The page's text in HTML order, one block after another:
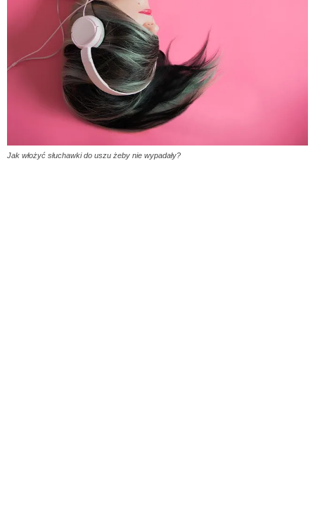
Jak włożyć słuchawki do uszu żeby nie wypadały?